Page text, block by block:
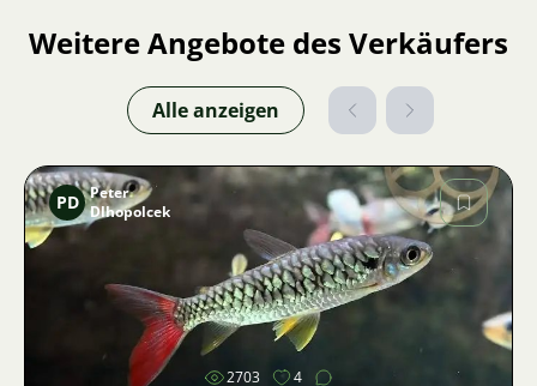
Weitere Angebote des Verkäufers
Alle anzeigen
Bild
PD Peter
Dlhopolcek
2703 4